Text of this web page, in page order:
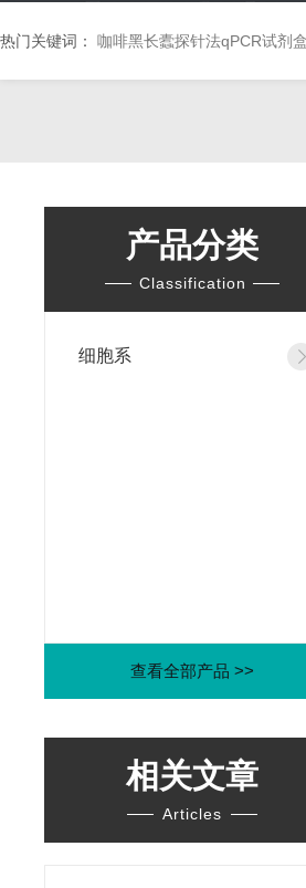
热门关键词： 咖啡黑长蠹探针法qPCR试剂
产品分类
Classification
细胞系
查看全部产品 >>
相关文章
Articles